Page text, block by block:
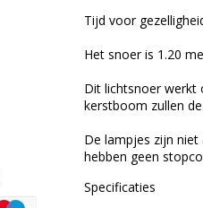
Tijd voor
Het snoer is 1.20
Dit lichtsnoer werkt
kerstboom zullen
De lampjes zijn
hebben geen
Specificaties